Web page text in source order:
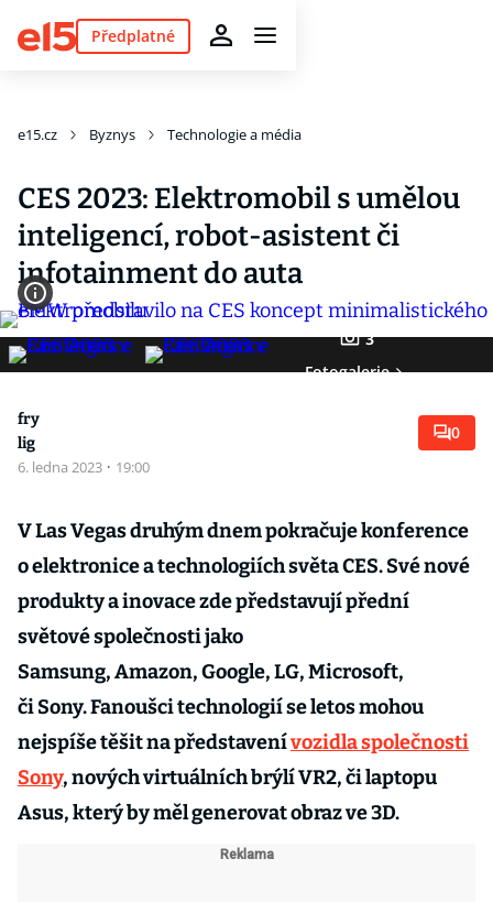
Předplatné
e15.cz Byznys Technologie a média
CES 2023: Elektromobil s umělou
inteligencí, robot-asistent či
infotainment do auta
3
Fotogalerie
fry
lig
6. ledna 2023 · 19:00
0
V Las Vegas druhým dnem pokračuje konference
o elektronice a technologiích světa CES. Své nové
produkty a inovace zde představují přední
světové společnosti jako
Samsung, Amazon, Google, LG, Microsoft,
či Sony. Fanoušci technologií se letos mohou
nejspíše těšit na představenívozidla společnosti
Sony, nových virtuálních brýlí VR2, či laptopu
Asus, který by měl generovat obraz ve 3D.